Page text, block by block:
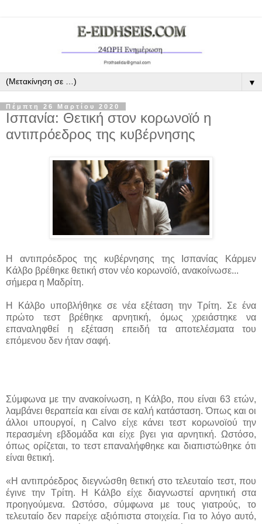
▼
Πέμπτη 26 Μαρτίου 2020
Ισπανία: Θετική στον κορωνοϊό η
αντιπρόεδρος της κυβέρνησης
Η αντιπρόεδρος της κυβέρνησης της Ισπανίας Κάρμεν
Κάλβο βρέθηκε θετική στον νέο κορωνοϊό, ανακοίνωσε...
σήμερα η Μαδρίτη.
Η Κάλβο υποβλήθηκε σε νέα εξέταση την Τρίτη. Σε ένα
πρώτο τεστ βρέθηκε αρνητική, όμως χρειάστηκε να
επαναληφθεί η εξέταση επειδή τα αποτελέσματα του
επόμενου δεν ήταν σαφή.
Σύμφωνα με την ανακοίνωση, η Κάλβο, που είναι 63 ετών,
λαμβάνει θεραπεία και είναι σε καλή κατάσταση. Όπως και οι
άλλοι υπουργοί, η Calvo είχε κάνει τεστ κορωνοϊού την
περασμένη εβδομάδα και είχε βγει για αρνητική. Ωστόσο,
όπως ορίζεται, το τεστ επαναλήφθηκε και διαπιστώθηκε ότι
είναι θετική.
«Η αντιπρόεδρος διεγνώσθη θετική στο τελευταίο τεστ, που
έγινε την Τρίτη. Η Κάλβο είχε διαγνωστεί αρνητική στα
προηγούμενα. Ωστόσο, σύμφωνα με τους γιατρούς, το
τελευταίο δεν παρείχε αξιόπιστα στοιχεία. Για το λόγο αυτό,